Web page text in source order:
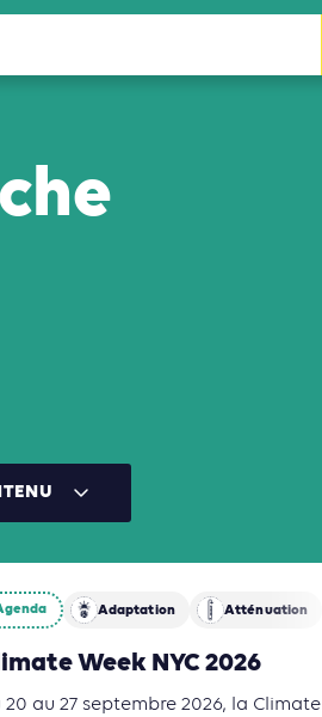
Adaptation Atténuation
Week NYC 2026
20 au 27 septembre 2026, la Climate